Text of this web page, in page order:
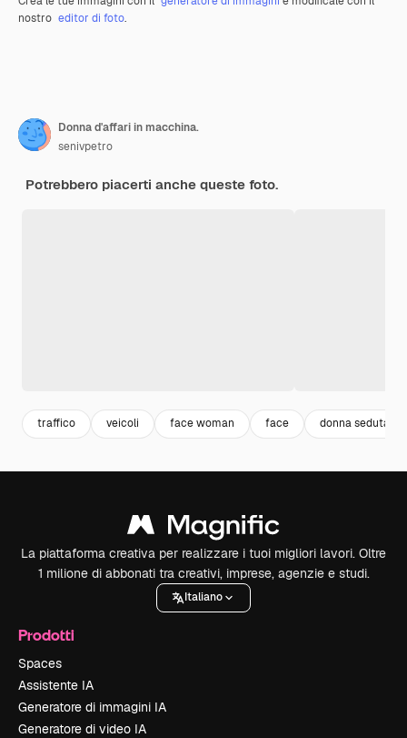
nostro editor di foto.
Donna d'affari in macchina.
senivpetro
Potrebbero piacerti anche queste foto.
traffico veicoli face woman face donna seduta
La piattaforma creativa per realizzare i tuoi migliori lavori. Oltre
1 milione di abbonati tra creativi, imprese, agenzie e studi.
Italiano
Prodotti
Spaces
Assistente IA
Generatore di immagini IA
Generatore di video IA